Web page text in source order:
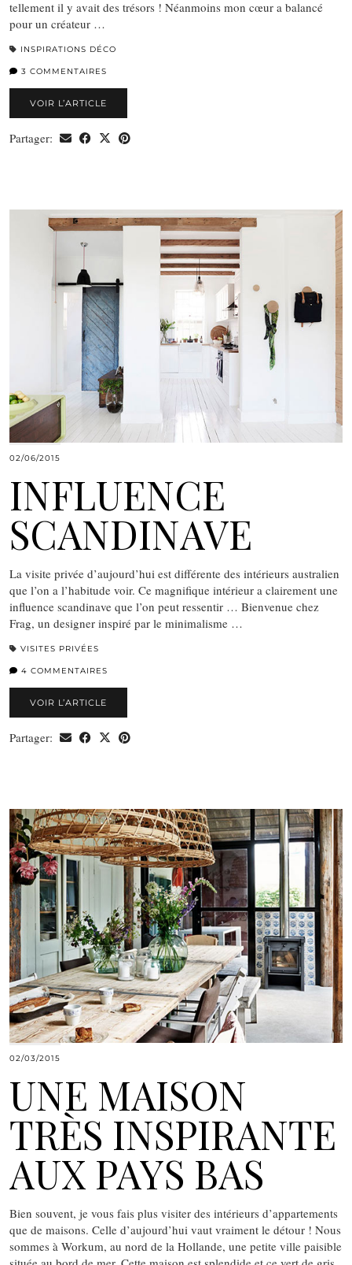
tellement il y avait des trésors ! Néanmoins mon cœur a balancé
pour un créateur …
INSPIRATIONS DÉCO
3 COMMENTAIRES
VOIR L’ARTICLE
Partager:
02/06/2015
INFLUENCE
SCANDINAVE
La visite privée d’aujourd’hui est différente des intérieurs australien
que l’on a l’habitude voir. Ce magnifique intérieur a clairement une
influence scandinave que l’on peut ressentir … Bienvenue chez
Frag, un designer inspiré par le minimalisme …
VISITES PRIVÉES
4 COMMENTAIRES
VOIR L’ARTICLE
Partager:
02/03/2015
UNE MAISON
TRÈS INSPIRANTE
AUX PAYS BAS
Bien souvent, je vous fais plus visiter des intérieurs d’appartements
que de maisons. Celle d’aujourd’hui vaut vraiment le détour ! Nous
sommes à Workum, au nord de la Hollande, une petite ville paisible